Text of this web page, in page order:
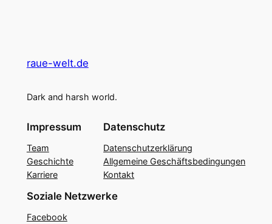
raue-welt.de
Dark and harsh world.
Impressum
Team
Geschichte
Karriere
Datenschutz
Datenschutzerklärung
Allgemeine Geschäftsbedingungen
Kontakt
Soziale Netzwerke
Facebook